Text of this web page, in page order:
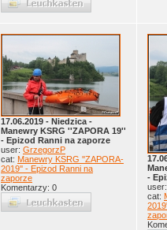
17.06.2019 - Niedzica -
Manewry KSRG ''ZAPORA 19''
- Epizod Ranni na zaporze
user: GrzegorzP
cat: Manewry KSRG ''ZAPORA-
2019'' - Epizod Ranni na
zaporze
Komentarzy: 0
-
cat: